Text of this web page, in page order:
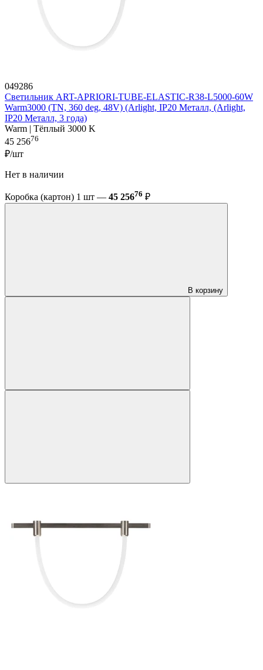
049286
Светильник ART-APRIORI-TUBE-ELASTIC-R38-L5000-60W
Warm3000 (TN, 360 deg, 48V) (Arlight, IP20 Металл, (Arlight,
IP20 Металл, 3 года)
Warm | Тёплый 3000 K
45 25676
₽/шт
Нет в наличии
Коробка (картон) 1 шт — 45 25676 ₽
В корзину